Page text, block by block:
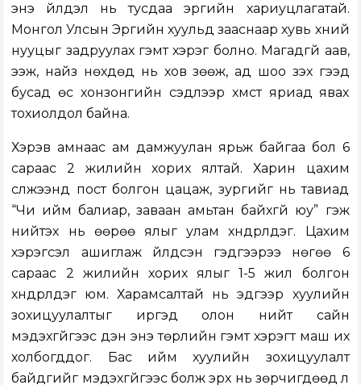
энэ үйлдэл нь тусдаа эрүүгийн хариуцлагатай.
Монгол Улсын Эрүүгийн хуульд зааснаар хувь хүний
нууцыг задруулах гэмт хэрэг болно. Магадгүй аав,
ээж, найз нөхдөд нь хов зөөж, ад шоо үзэх гээд
бусад өс хонзонгийн сэдлээр хүмүүст яриад явах
тохиолдол байна.
Хэрэв амнаас ам дамжуулан ярьж байгаа бол 6
сараас 2 жилийн хорих ялтай. Харин цахим
сүлжээнд пост болгон цацаж, зургийг нь тавиад
“Чи ийм балиар, заваан амьтан байхгүй юу” гэж
нийтэх нь өөрөө ялыг улам хүндрүүлдэг. Цахим
хэрэгсэл ашиглаж үйлдсэн гэдгээрээ нөгөө 6
сараас 2 жилийн хорих ялыг 1-5 жил болгон
хүндрүүлдэг юм. Харамсалтай нь эдгээр хуулийн
зохицуулалтыг иргэд олон нийт сайн
мэдэхгүйгээс үүдэн энэ төрлийн гэмт хэрэгт маш их
холбогддог. Бас ийм хуулийн зохицуулалт
байдгийг мэдэхгүйгээс болж эрх нь зөрчигдөөд л